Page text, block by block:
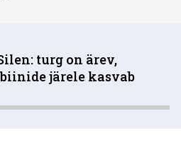
turg on ärev,
järele kasvab